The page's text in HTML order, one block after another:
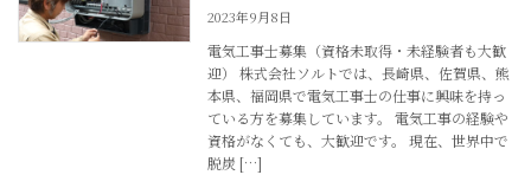
2023年9月8日
電気工事士募集（資格未取得・未経験者も大歓
迎） 株式会社ソルトでは、長崎県、佐賀県、熊
本県、福岡県で電気工事士の仕事に興味を持っ
ている方を募集しています。 電気工事の経験や
資格がなくても、大歓迎です。 現在、世界中で
脱炭 […]